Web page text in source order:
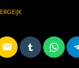
email